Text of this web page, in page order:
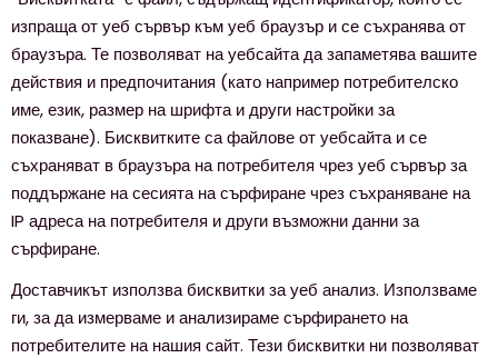
изпраща от уеб сървър към уеб браузър и се съхранява от
браузъра. Те позволяват на уебсайта да запаметява вашите
действия и предпочитания (като например потребителско
име, език, размер на шрифта и други настройки за
показване). Бисквитките са файлове от уебсайта и се
съхраняват в браузъра на потребителя чрез уеб сървър за
поддържане на сесията на сърфиране чрез съхраняване на
IP адреса на потребителя и други възможни данни за
сърфиране.
Доставчикът използва бисквитки за уеб анализ. Използваме
ги, за да измерваме и анализираме сърфирането на
потребителите на нашия сайт. Тези бисквитки ни позволяват